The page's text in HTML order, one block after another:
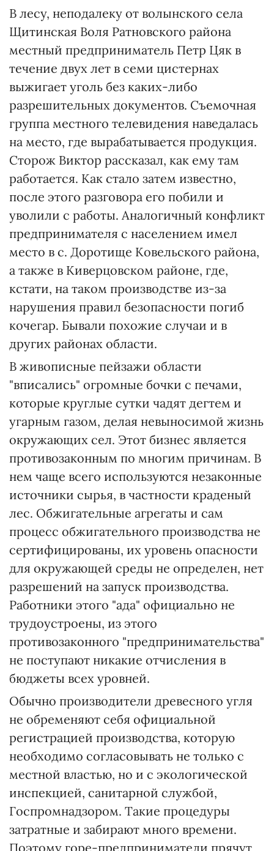
В лесу, неподалеку от волынского села
Щитинская Воля Ратновского района
местный предприниматель Петр Цяк в
течение двух лет в семи цистернах
выжигает уголь без каких-либо
разрешительных документов. Съемочная
группа местного телевидения наведалась
на место, где вырабатывается продукция.
Сторож Виктор рассказал, как ему там
работается. Как стало затем известно,
после этого разговора его побили и
уволили с работы. Аналогичный конфликт
предпринимателя с населением имел
место в с. Доротище Ковельского района,
а также в Киверцовском районе, где,
кстати, на таком производстве из-за
нарушения правил безопасности погиб
кочегар. Бывали похожие случаи и в
других районах области.
В живописные пейзажи области
"вписались" огромные бочки с печами,
которые круглые сутки чадят дегтем и
угарным газом, делая невыносимой жизнь
окружающих сел. Этот бизнес является
противозаконным по многим причинам. В
нем чаще всего используются незаконные
источники сырья, в частности краденый
лес. Обжигательные агрегаты и сам
процесс обжигательного производства не
сертифицированы, их уровень опасности
для окружающей среды не определен, нет
разрешений на запуск производства.
Работники этого "ада" официально не
трудоустроены, из этого
противозаконного "предпринимательства"
не поступают никакие отчисления в
бюджеты всех уровней.
Обычно производители древесного угля
не обременяют себя официальной
регистрацией производства, которую
необходимо согласовывать не только с
местной властью, но и с экологической
инспекцией, санитарной службой,
Госпромнадзором. Такие процедуры
затратные и забирают много времени.
Поэтому горе-предприниматели прячут